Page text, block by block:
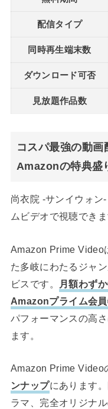
配信タイプ
同時再生端末数
ダウンロード可否
見放題作品数
コスパ最強の動画
Amazonの特典盛
尚衣院 -サンイウォン
ムビデオで視聴できま
Amazon Prime Video
た多岐にわたるジャ
ビスです。
月額わず
Amazonプライム会
パフォーマンスの高
ます。
Amazon Prime Video
ンナップにあります
ラマ、完全オリジナ